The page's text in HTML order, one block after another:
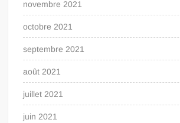
novembre 2021
octobre 2021
septembre 2021
août 2021
juillet 2021
juin 2021